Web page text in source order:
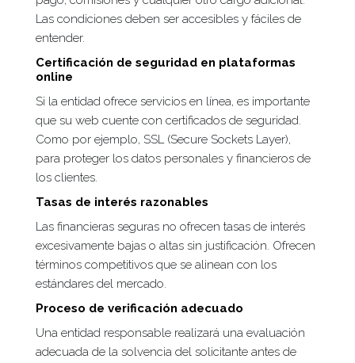
Las condiciones deben ser accesibles y fáciles de
entender.
Certificación de seguridad en plataformas
online
Si la entidad ofrece servicios en línea, es importante
que su web cuente con certificados de seguridad.
Como por ejemplo, SSL (Secure Sockets Layer),
para proteger los datos personales y financieros de
los clientes.
Tasas de interés razonables
Las financieras seguras no ofrecen tasas de interés
excesivamente bajas o altas sin justificación. Ofrecen
términos competitivos que se alinean con los
estándares del mercado.
Proceso de verificación adecuado
Una entidad responsable realizará una evaluación
adecuada de la solvencia del solicitante antes de